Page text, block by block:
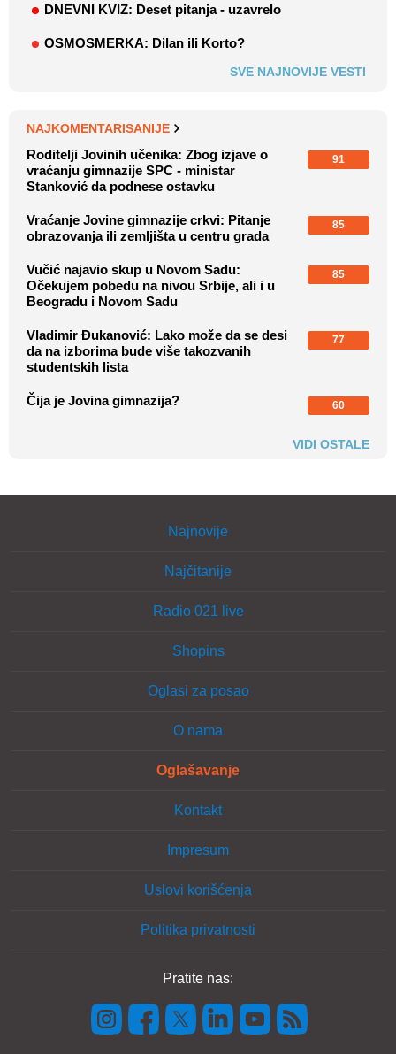
DNEVNI KVIZ: Deset pitanja - uzavrelo
OSMOSMERKA: Dilan ili Korto?
SVE NAJNOVIJE VESTI
NAJKOMENTARISANIJE
Roditelji Jovinih učenika: Zbog izjave o
vraćanju gimnazije SPC - ministar
Stanković da podnese ostavku
91
Vraćanje Jovine gimnazije crkvi: Pitanje
obrazovanja ili zemljišta u centru grada
85
Vučić najavio skup u Novom Sadu:
Očekujem pobedu na nivou Srbije, ali i u
Beogradu i Novom Sadu
85
Vladimir Đukanović: Lako može da se desi
da na izborima bude više takozvanih
studentskih lista
77
Čija je Jovina gimnazija? 60
VIDI OSTALE
Najnovije
Najčitanije
Radio 021 live
Shopins
Oglasi za posao
O nama
Oglašavanje
Kontakt
Impresum
Uslovi korišćenja
Politika privatnosti
Pratite nas: